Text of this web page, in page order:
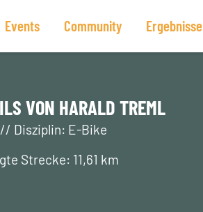
Events Community Ergebnisse
VON HARALD TREML
Disziplin: E-Bike
Strecke: 11,61 km